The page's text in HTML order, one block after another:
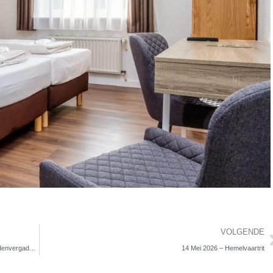
VOLGENDE
14 Mei 2026 – Hemelvaartrit